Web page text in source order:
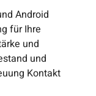
Android
für Ihre
und
und
Kontakt